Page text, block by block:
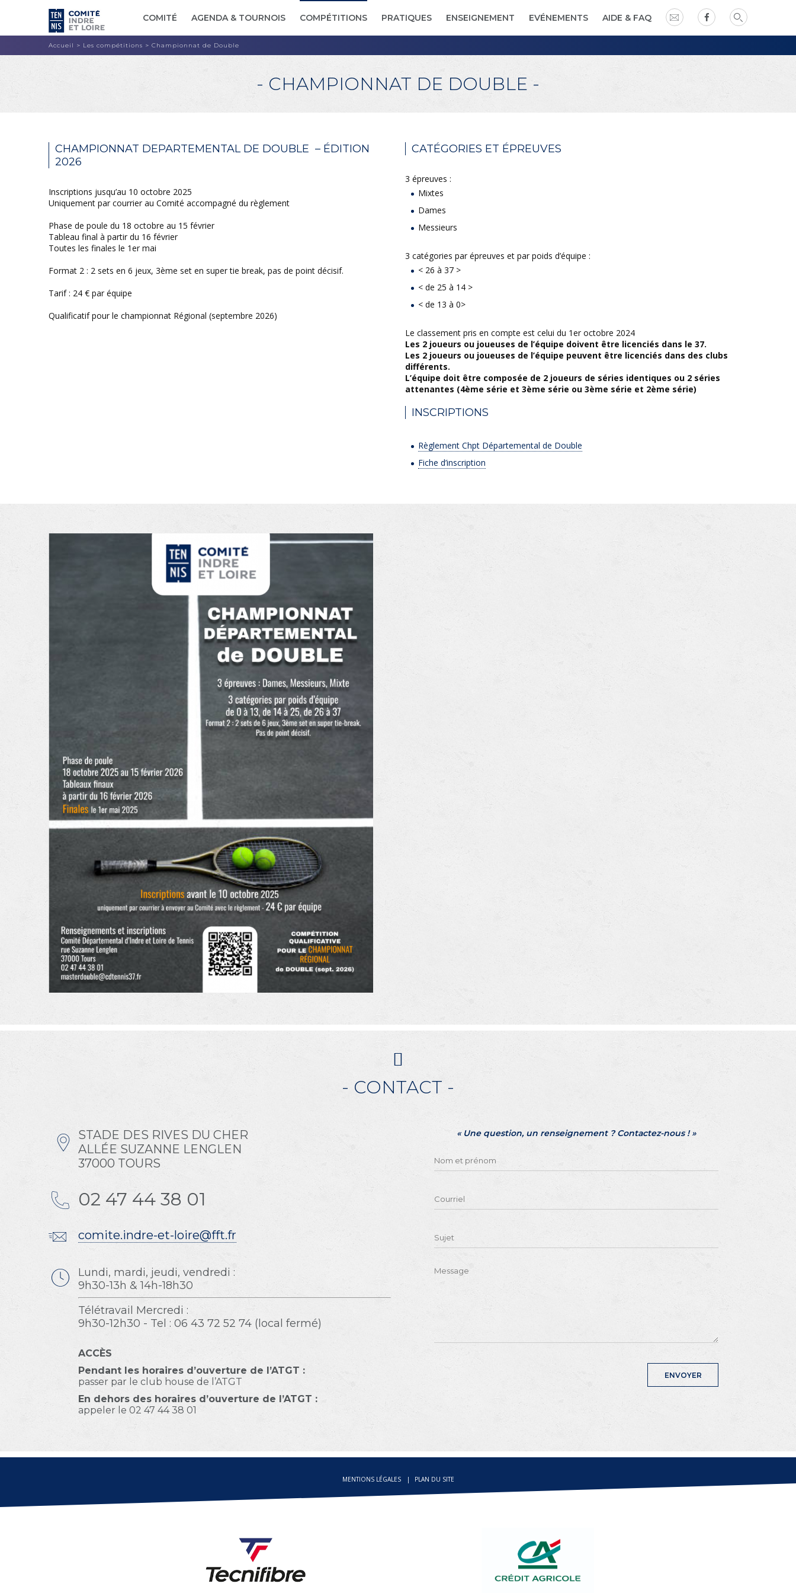
COMITÉ AGENDA & TOURNOIS COMPÉTITIONS PRATIQUES ENSEIGNEMENT EVÉNEMENTS AIDE & FAQ
Accueil > Les compétitions > Championnat de Double
- CHAMPIONNAT DE DOUBLE -
CHAMPIONNAT DEPARTEMENTAL DE DOUBLE – ÉDITION
2026
Inscriptions jusqu’au 10 octobre 2025
Uniquement par courrier au Comité accompagné du règlement
Phase de poule du 18 octobre au 15 février
Tableau final à partir du 16 février
Toutes les finales le 1er mai
Format 2 : 2 sets en 6 jeux, 3ème set en super tie break, pas de point décisif.
Tarif : 24 € par équipe
Qualificatif pour le championnat Régional (septembre 2026)
CATÉGORIES ET ÉPREUVES
3 épreuves :
Mixtes
Dames
Messieurs
3 catégories par épreuves et par poids d’équipe :
< 26 à 37 >
< de 25 à 14 >
< de 13 à 0>
Le classement pris en compte est celui du 1er octobre 2024
Les 2 joueurs ou joueuses de l’équipe doivent être licenciés dans le 37.
Les 2 joueurs ou joueuses de l’équipe peuvent être licenciés dans des clubs
différents.
L’équipe doit être composée de 2 joueurs de séries identiques ou 2 séries
attenantes (4ème série et 3ème série ou 3ème série et 2ème série)
INSCRIPTIONS
Règlement Chpt Départemental de Double
Fiche d’inscription
- CONTACT -
STADE DES RIVES DU CHER
ALLÉE SUZANNE LENGLEN
37000 TOURS
02 47 44 38 01
comite.indre-et-loire@fft.fr
Lundi, mardi, jeudi, vendredi :
9h30-13h & 14h-18h30
Télétravail Mercredi :
9h30-12h30 - Tel : 06 43 72 52 74 (local fermé)
ACCÈS
Pendant les horaires d’ouverture de l’ATGT :
passer par le club house de l’ATGT
En dehors des horaires d’ouverture de l’ATGT :
appeler le 02 47 44 38 01
« Une question, un renseignement ? Contactez-nous ! »
MENTIONS LÉGALES PLAN DU SITE